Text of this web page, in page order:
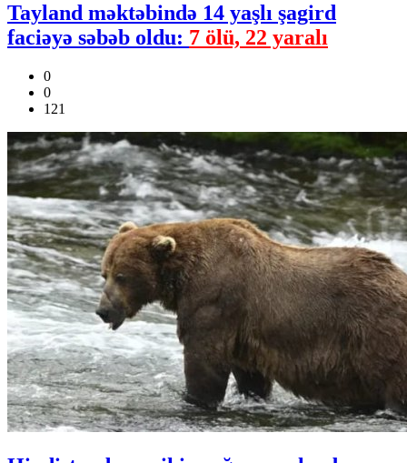
Tayland məktəbində 14 yaşlı şagird
faciəyə səbəb oldu: 7 ölü, 22 yaralı
0
0
121